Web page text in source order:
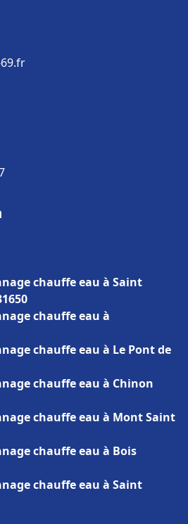
chauffe eau à Saint
chauffe eau à
chauffe eau à Le Pont de
chauffe eau à Chinon
chauffe eau à Mont Saint
chauffe eau à Bois
chauffe eau à Saint